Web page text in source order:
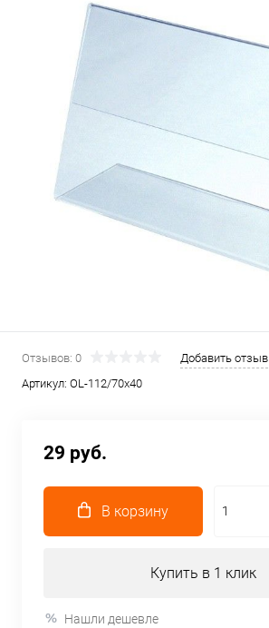
Отзывов: 0
Добавить отзыв
Артикул: OL-112/70x40
29 руб.
В корзину
Купить в 1 клик
Нашли дешевле